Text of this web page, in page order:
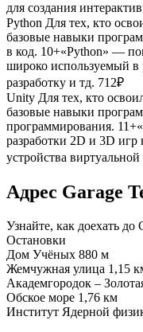
для создания
Python Для тех, кто
базовые навыки
в код. 10+«Python» —
широко используемый в
разработку и тд. 712₽
Unity Для тех, кто
базовые навыки
программирования.
разработки 2D и 3D игр
устройства виртуальной
Адрес Garage
Узнайте, как доехать до
Остановки
Дом Учёных 880 м
Жемчужная улица 1,15
Академгородок –
Обское море 1,76 км
Институт Ядерной